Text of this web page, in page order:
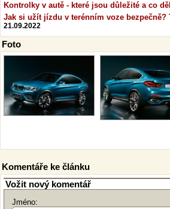
Kontrolky v autě - které jsou důležité a co
Jak si užít jízdu v terénním voze bezpečně?
21.09.2022
Foto
Komentáře ke článku
Vožit nový komentář
Jméno: